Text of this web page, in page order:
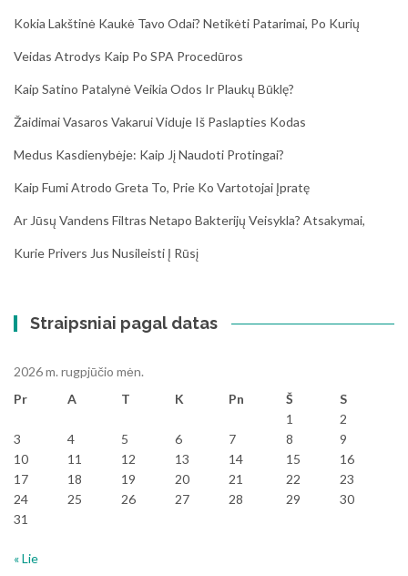
Kokia Lakštinė Kaukė Tavo Odai? Netikėti Patarimai, Po Kurių
Veidas Atrodys Kaip Po SPA Procedūros
Kaip Satino Patalynė Veikia Odos Ir Plaukų Būklę?
Žaidimai Vasaros Vakarui Viduje Iš Paslapties Kodas
Medus Kasdienybėje: Kaip Jį Naudoti Protingai?
Kaip Fumi Atrodo Greta To, Prie Ko Vartotojai Įpratę
Ar Jūsų Vandens Filtras Netapo Bakterijų Veisykla? Atsakymai,
Kurie Privers Jus Nusileisti Į Rūsį
Straipsniai pagal datas
2026 m. rugpjūčio mėn.
Pr
A T K Pn Š
S
1
2
3
4 5 6 7 8
9
10
11 12 13 14 15
16
17
18 19 20 21 22
23
24
25 26 27 28 29
30
31
« Lie